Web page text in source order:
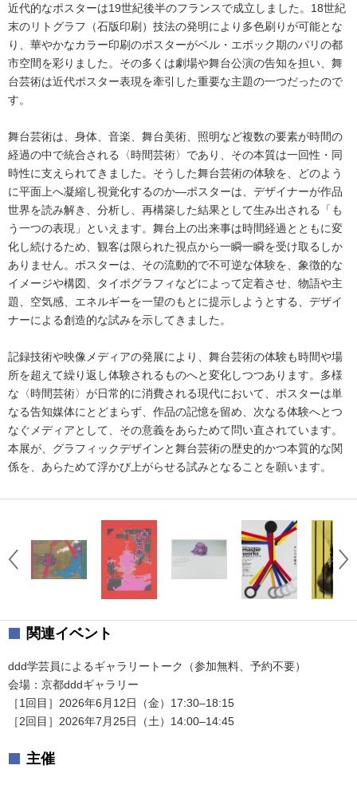
近代的なポスターは19世紀後半のフランスで成立しました。18世紀
末のリトグラフ（石版印刷）技法の発明により多色刷りが可能とな
り、華やかなカラー印刷のポスターがベル・エポック期のパリの都
市空間を彩りました。その多くは劇場や舞台公演の告知を担い、舞
台芸術は近代ポスター表現を牽引した重要な主題の一つだったので
す。
舞台芸術は、身体、音楽、舞台美術、照明など複数の要素が時間の
経過の中で統合される〈時間芸術〉であり、その本質は一回性・同
時性に支えられてきました。そうした舞台芸術の体験を、どのよう
に平面上へ凝縮し視覚化するのか―ポスターは、デザイナーが作品
世界を読み解き、分析し、再構築した結果として生み出される「も
う一つの表現」といえます。舞台上の出来事は時間経過とともに変
化し続けるため、観客は限られた視点から一瞬一瞬を受け取るしか
ありません。ポスターは、その流動的で不可逆な体験を、象徴的な
イメージや構図、タイポグラフィなどによって定着させ、物語や主
題、空気感、エネルギーを一望のもとに提示しようとする、デザイ
ナーによる創造的な試みを示してきました。
記録技術や映像メディアの発展により、舞台芸術の体験も時間や場
所を超えて繰り返し体験されるものへと変化しつつあります。多様
な〈時間芸術〉が日常的に消費される現代において、ポスターは単
なる告知媒体にとどまらず、作品の記憶を留め、次なる体験へとつ
なぐメディアとして、その意義をあらためて問い直されています。
本展が、グラフィックデザインと舞台芸術の歴史的かつ本質的な関
係を、あらためて浮かび上がらせる試みとなることを願います。
関連イベント
ddd学芸員によるギャラリートーク（参加無料、予約不要）
会場：京都dddギャラリー
［1回目］2026年6月12日（金）17:30–18:15
［2回目］2026年7月25日（土）14:00–14:45
主催